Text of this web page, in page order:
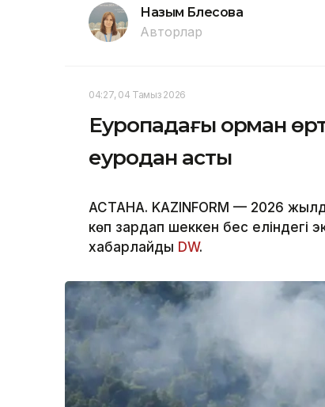
Назым Бөлесова
Авторлар
04:27, 04 Тамыз 2026
Еуропадағы орман
еуродан асты
АСТАНА. KAZINFORM — 2026
көп зардап шеккен бес еліндегі
хабарлайды DW.